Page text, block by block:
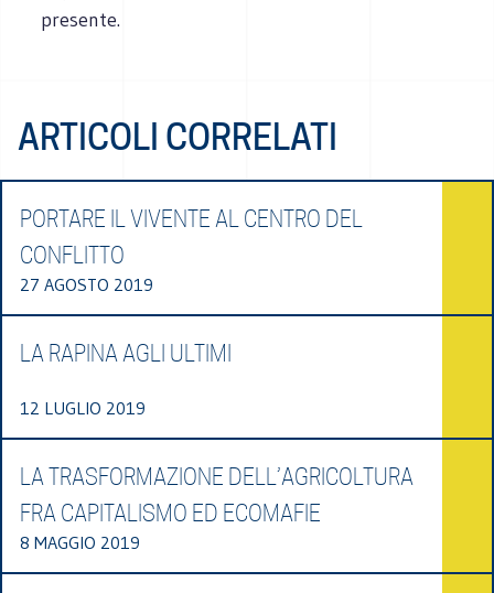
presente.
ARTICOLI CORRELATI
PORTARE IL VIVENTE AL CENTRO DEL
CONFLITTO
27 AGOSTO 2019
LA RAPINA AGLI ULTIMI
12 LUGLIO 2019
LA TRASFORMAZIONE DELL’AGRICOLTURA
FRA CAPITALISMO ED ECOMAFIE
8 MAGGIO 2019